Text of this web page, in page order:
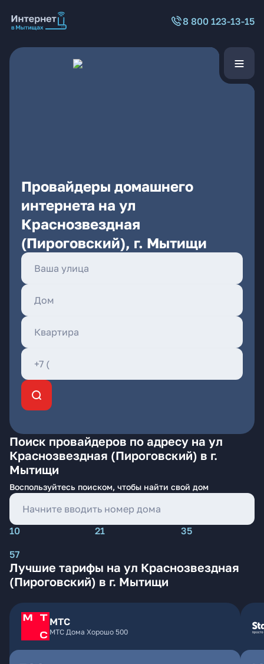
8 800 123-13-15
Провайдеры домашнего
интернета на ул
Краснозвездная
(Пироговский), г. Мытищи
Поиск провайдеров по адресу на ул
Краснозвездная (Пироговский) в г.
Мытищи
Воспользуйтесь поиском, чтобы найти свой дом
10 21
35
57
Лучшие тарифы на ул Краснозвездная
(Пироговский) в г. Мытищи
МТС
МТС Дома Хорошо 500